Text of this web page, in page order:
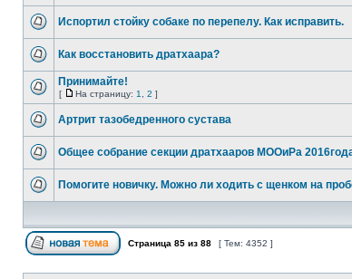
Испортил стойку собаке по перепелу. Как исправить.
Как восстановить дратхаара?
Принимайте!
[ На страницу: 1 2 ]
Артрит тазобедренного сустава
Общее собрание секции дратхааров МООиРа
Помогите новичку. Можно ли ходить с щенком на
Страница 85 из 88 [ Тем: 4352 ]